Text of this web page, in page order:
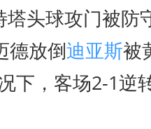
头球攻门被防
德放倒迪亚斯被
下，客场2-1逆